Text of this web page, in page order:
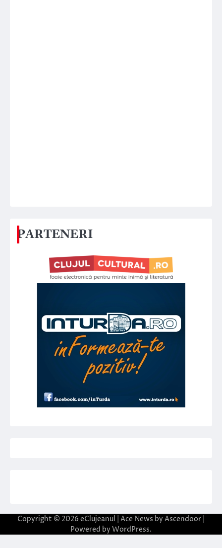
PARTENERI
Copyright © 2026 eClujeanul | Ace News by Ascendoor
Powered by WordPress.